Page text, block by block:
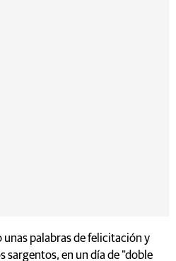
palabras de felicitación y
sargentos, en un día de "doble